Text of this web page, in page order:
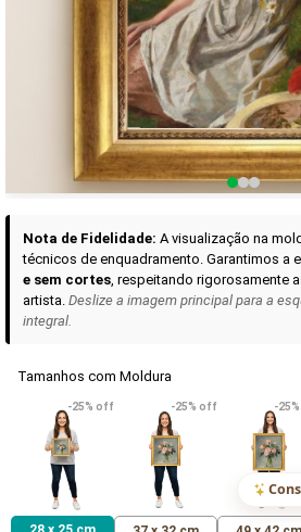
QUALIDADE DE MUSEU
Curadoria das Campanhas
A seleção de obras-primas apresentadas
sociais, reunidas aqui para sua apreciação.
VER DETALHES
Madona de Loreto
R$ 538,42
VER
Narciso-
R$ 365,92
Nota de Fidelidade: A visualização na
técnicos de enquadramento. Garantimos a
e sem cortes, respeitando rigorosamente
artista. Deslize a imagem principal para a
integral.
Tamanhos com Moldura
-25% off -25% off -